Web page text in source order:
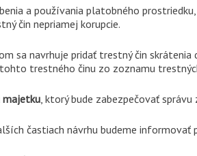
a používania platobného
čin nepriamej korupcie.
sa navrhuje pridať trestný čin
trestného činu zo zoznamu
majetku, ktorý bude zabezpečovať
častiach návrhu budeme informovať